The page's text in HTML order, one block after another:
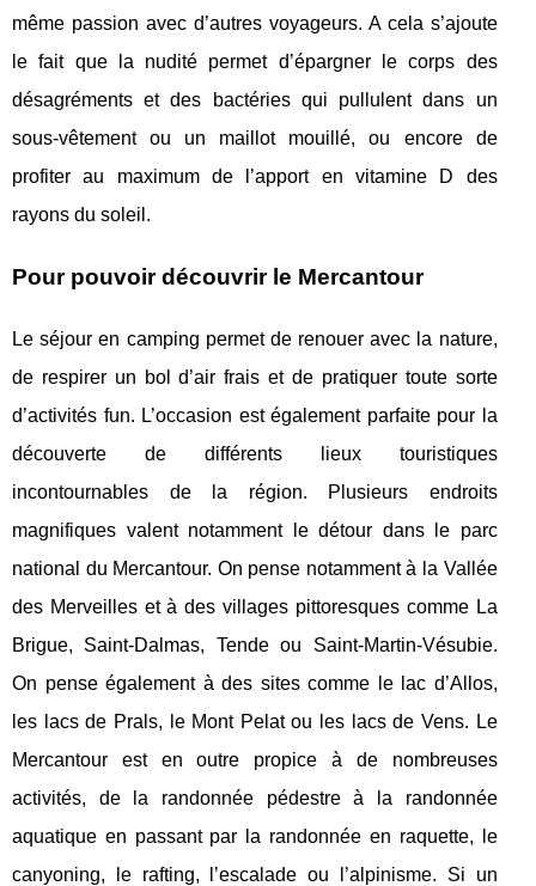
même passion avec d’autres voyageurs. A cela s’ajoute
le fait que la nudité permet d’épargner le corps des
désagréments et des bactéries qui pullulent dans un
sous-vêtement ou un maillot mouillé, ou encore de
profiter au maximum de l’apport en vitamine D des
rayons du soleil.
Pour pouvoir découvrir le Mercantour
Le séjour en camping permet de renouer avec la nature,
de respirer un bol d’air frais et de pratiquer toute sorte
d’activités fun. L’occasion est également parfaite pour la
découverte de différents lieux touristiques
incontournables de la région. Plusieurs endroits
magnifiques valent notamment le détour dans le parc
national du Mercantour. On pense notamment à la Vallée
des Merveilles et à des villages pittoresques comme La
Brigue, Saint-Dalmas, Tende ou Saint-Martin-Vésubie.
On pense également à des sites comme le lac d’Allos,
les lacs de Prals, le Mont Pelat ou les lacs de Vens. Le
Mercantour est en outre propice à de nombreuses
activités, de la randonnée pédestre à la randonnée
aquatique en passant par la randonnée en raquette, le
canyoning, le rafting, l’escalade ou l’alpinisme. Si un